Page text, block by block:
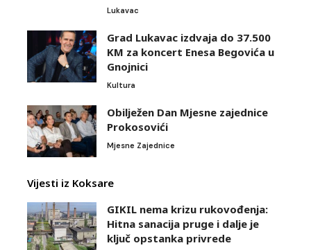
Lukavac
Grad Lukavac izdvaja do 37.500
KM za koncert Enesa Begovića u
Gnojnici
Kultura
Obilježen Dan Mjesne zajednice
Prokosovići
Mjesne Zajednice
Vijesti iz Koksare
GIKIL nema krizu rukovođenja:
Hitna sanacija pruge i dalje je
ključ opstanka privrede